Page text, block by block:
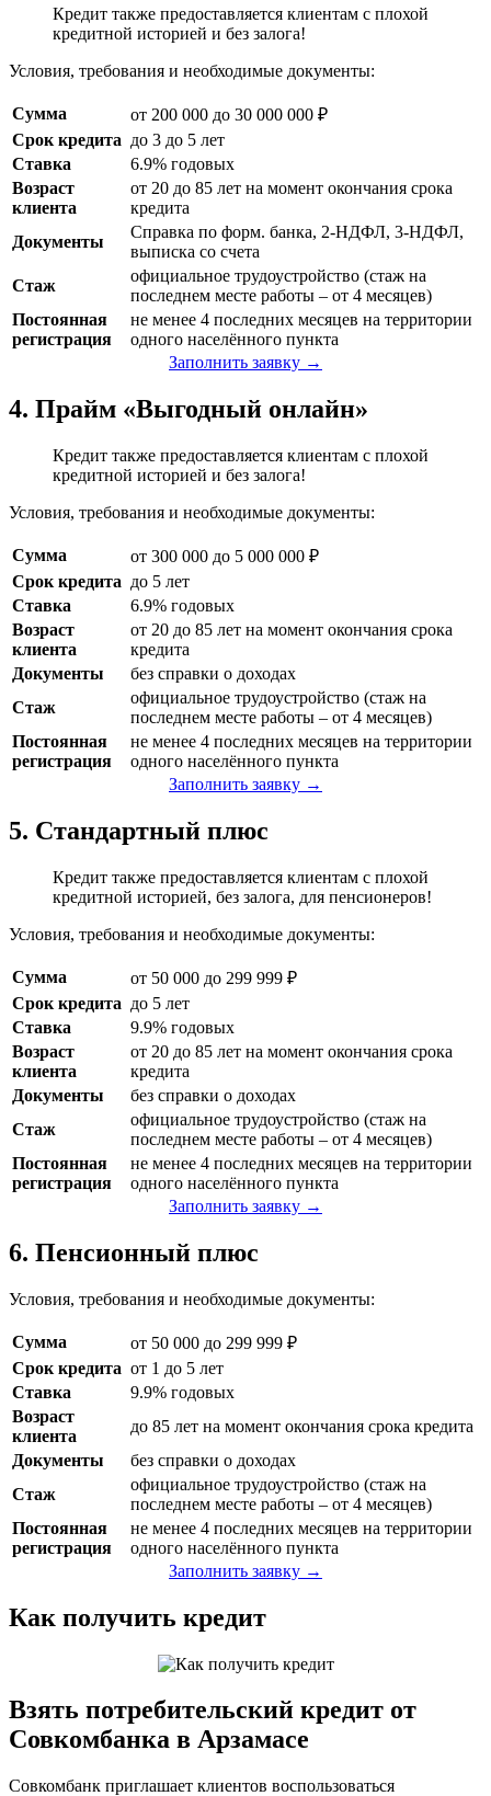
Кредит также предоставляется клиентам с плохой
кредитной историей и без залога!
Условия, требования и необходимые документы:
Сумма
от 200 000 до 30 000 000 ₽
Срок кредита до 3 до 5 лет
Ставка
6.9% годовых
Возраст
клиента
от 20 до 85 лет на момент окончания срока
кредита
Документы
Справка по форм. банка, 2-НДФЛ, 3-НДФЛ,
выписка со счета
Стаж
официальное трудоустройство (стаж на
последнем месте работы – от 4 месяцев)
Постоянная
регистрация
не менее 4 последних месяцев на территории
одного населённого пункта
Заполнить заявку →
4. Прайм «Выгодный онлайн»
Кредит также предоставляется клиентам с плохой
кредитной историей и без залога!
Условия, требования и необходимые документы:
Сумма
от 300 000 до 5 000 000 ₽
Срок кредита до 5 лет
Ставка
6.9% годовых
Возраст
клиента
от 20 до 85 лет на момент окончания срока
кредита
Документы
без справки о доходах
Стаж
официальное трудоустройство (стаж на
последнем месте работы – от 4 месяцев)
Постоянная
регистрация
не менее 4 последних месяцев на территории
одного населённого пункта
Заполнить заявку →
5. Стандартный плюс
Кредит также предоставляется клиентам с плохой
кредитной историей, без залога, для пенсионеров!
Условия, требования и необходимые документы:
Сумма
от 50 000 до 299 999 ₽
Срок кредита до 5 лет
Ставка
9.9% годовых
Возраст
клиента
от 20 до 85 лет на момент окончания срока
кредита
Документы
без справки о доходах
Стаж
официальное трудоустройство (стаж на
последнем месте работы – от 4 месяцев)
Постоянная
регистрация
не менее 4 последних месяцев на территории
одного населённого пункта
Заполнить заявку →
6. Пенсионный плюс
Условия, требования и необходимые документы:
Сумма
от 50 000 до 299 999 ₽
Срок кредита от 1 до 5 лет
Ставка
9.9% годовых
Возраст
клиента
до 85 лет на момент окончания срока кредита
Документы
без справки о доходах
Стаж
официальное трудоустройство (стаж на
последнем месте работы – от 4 месяцев)
Постоянная
регистрация
не менее 4 последних месяцев на территории
одного населённого пункта
Заполнить заявку →
Как получить кредит
Взять потребительский кредит от
Совкомбанка в Арзамасе
Совкомбанк приглашает клиентов воспользоваться